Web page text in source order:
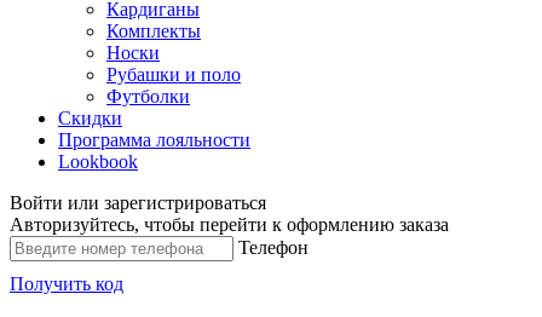
Кардиганы
Комплекты
Носки
Рубашки и поло
Футболки
Скидки
Программа лояльности
Lookbook
Войти или зарегистрироваться
Авторизуйтесь, чтобы перейти к оформлению заказа
Телефон
Получить код